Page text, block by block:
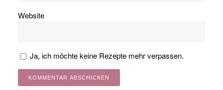
Website
Ja, ich möchte keine Rezepte mehr verpassen.